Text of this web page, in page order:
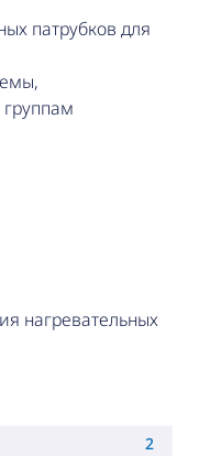
патрубков для
нагревательных
2